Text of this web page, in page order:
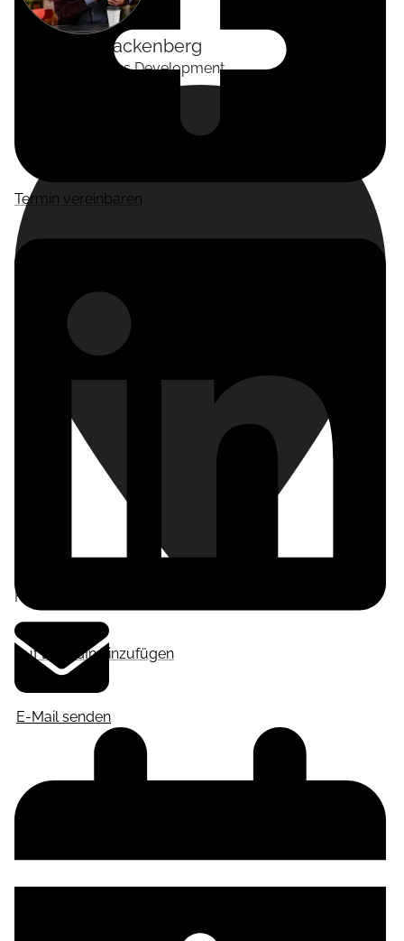
Termin vereinbaren
Auf LinkedIn hinzufügen
Tackenberg
Head of Business Development
Frankfurt am Main
E-Mail senden